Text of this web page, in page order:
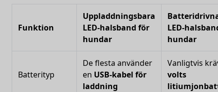
Funktion
Uppladdningsbara
LED-halsband för
hundar
LED-
hundar
Batterityp
De flesta använder
en USB-kabel för
laddning
Vanligtvis
volts